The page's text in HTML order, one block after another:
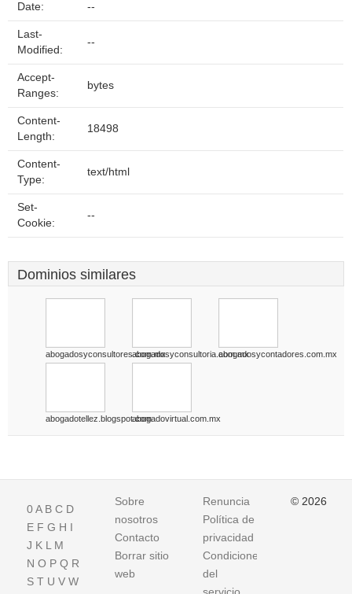
Date: --
Last-
Modified:
--
Accept-
Ranges:
bytes
Content-
Length:
18498
Content-
Type:
text/html
Set-
Cookie:
--
Dominios similares
abogadosyconsultores.com.mxabogadosyconsultoria.com.mxabogadosycontadores.com.mx
abogadotellez.blogspot.comabogadovirtual.com.mx
0A B C D
E F G H I
J K L M
N O P Q R
S T U V W
Sobre
nosotros
Contacto
Borrar sitio
web
Renuncia
Política de
privacidad
Condiciones
del
© 2026